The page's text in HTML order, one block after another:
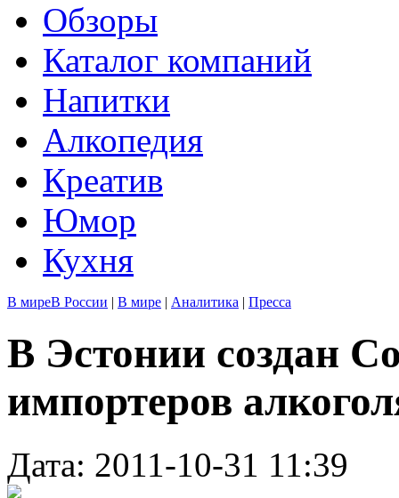
Обзоры
Каталог компаний
Напитки
Алкопедия
Креатив
Юмор
Кухня
В миреВ России | В мире | Аналитика | Пресса
В Эстонии создан
импортеров
Дата: 2011-10-31 11:39